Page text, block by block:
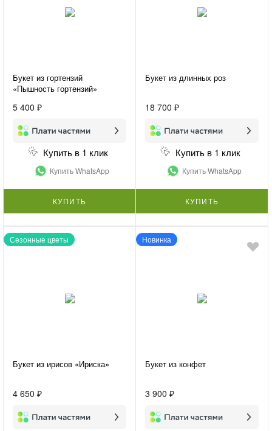
Букет из гортензий
«Пышность гортензий»
5 400 ₽
Купить в 1 клик
Купить WhatsApp
КУПИТЬ
Букет из длинных роз
18 700 ₽
Купить в 1 клик
Купить WhatsApp
КУПИТЬ
Сезонные цветы
Букет из ирисов «Ириска»
4 650 ₽
Новинка
Букет из конфет
3 900 ₽